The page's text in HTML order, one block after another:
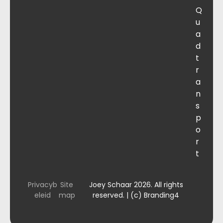
Q
u
a
d
t
r
a
n
s
p
o
r
t
Joey Schaar 2026. All rights
reserved. | (c) Branding4
Privacyb
eleid
Site
map